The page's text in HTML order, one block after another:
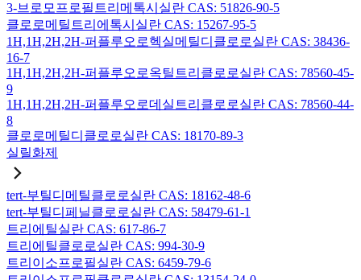
3-브로모프로필트리메톡시실란 CAS: 51826-90-5
클로로메틸트리에톡시실란 CAS: 15267-95-5
1H,1H,2H,2H-퍼플루오로헥실메틸디클로로실란 CAS: 38436-
16-7
1H,1H,2H,2H-퍼플루오로옥틸트리클로로실란 CAS: 78560-45-
9
1H,1H,2H,2H-퍼플루오로데실트리클로로실란 CAS: 78560-44-
8
클로로메틸디클로로실란 CAS: 18170-89-3
실릴화제
tert-부틸디메틸클로로실란 CAS: 18162-48-6
tert-부틸디페닐클로로실란 CAS: 58479-61-1
트리에틸실란 CAS: 617-86-7
트리에틸클로로실란 CAS: 994-30-9
트리이소프로필실란 CAS: 6459-79-6